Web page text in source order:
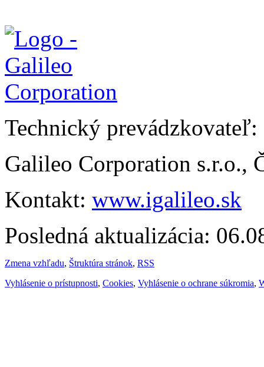
Technický prevádzkovateľ:
Galileo Corporation s.r.o.,
Kontakt: www.igalileo.sk
Posledná aktualizácia:
Zmena vzhľadu, Štruktúra stránok, RSS
Vyhlásenie o prístupnosti, Cookies, Vyhlásenie o ochrane súkromia,